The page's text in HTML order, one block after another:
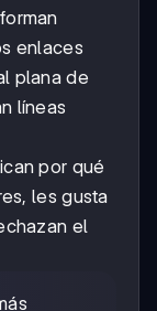
enlaces
plana de
líneas
por qué
les gusta
el